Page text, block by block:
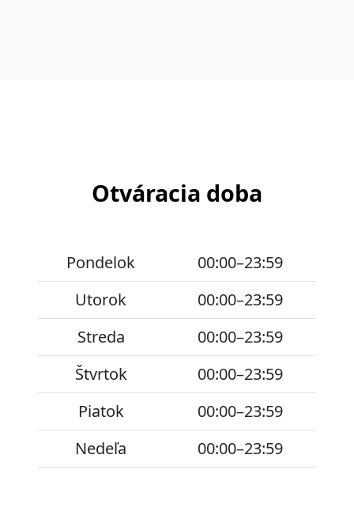
Otváracia doba
Pondelok
00:00–23:59
Utorok
00:00–23:59
Streda
00:00–23:59
Štvrtok
00:00–23:59
Piatok
00:00–23:59
Nedeľa
00:00–23:59